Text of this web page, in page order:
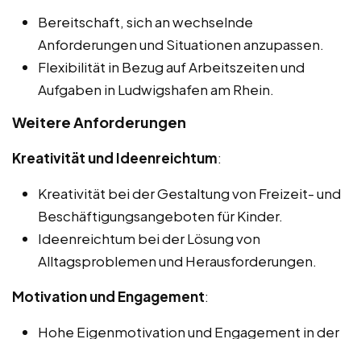
Bereitschaft, sich an wechselnde
Anforderungen und Situationen anzupassen.
Flexibilität in Bezug auf Arbeitszeiten und
Aufgaben in Ludwigshafen am Rhein.
Weitere Anforderungen
Kreativität und Ideenreichtum:
Kreativität bei der Gestaltung von Freizeit- und
Beschäftigungsangeboten für Kinder.
Ideenreichtum bei der Lösung von
Alltagsproblemen und Herausforderungen.
Motivation und Engagement:
Hohe Eigenmotivation und Engagement in der